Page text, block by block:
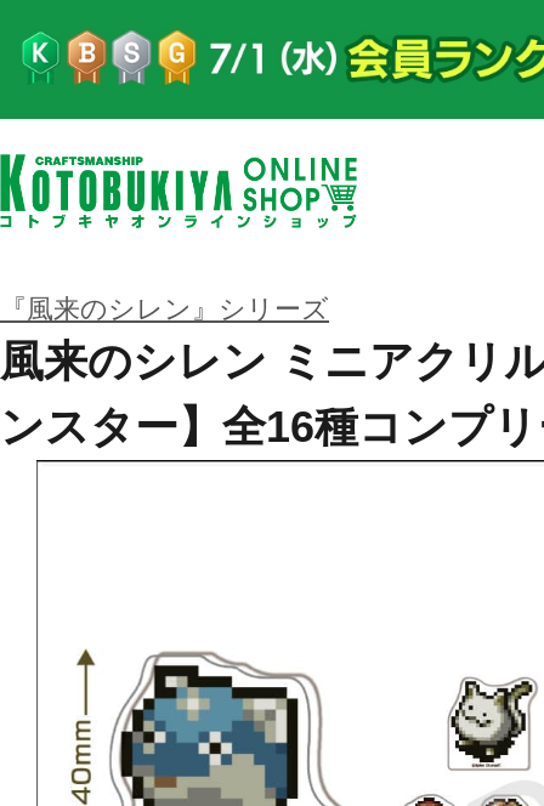
『風来のシレン』シリーズ
風来のシレン ミニアクリ
ンスター】全16種コンプ